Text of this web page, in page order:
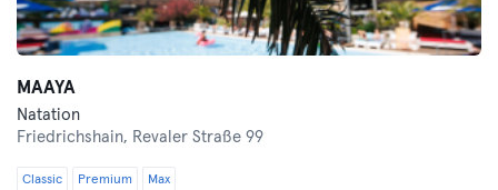
MAAYA
Natation
Friedrichshain, Revaler Straße 99
Classic Premium Max